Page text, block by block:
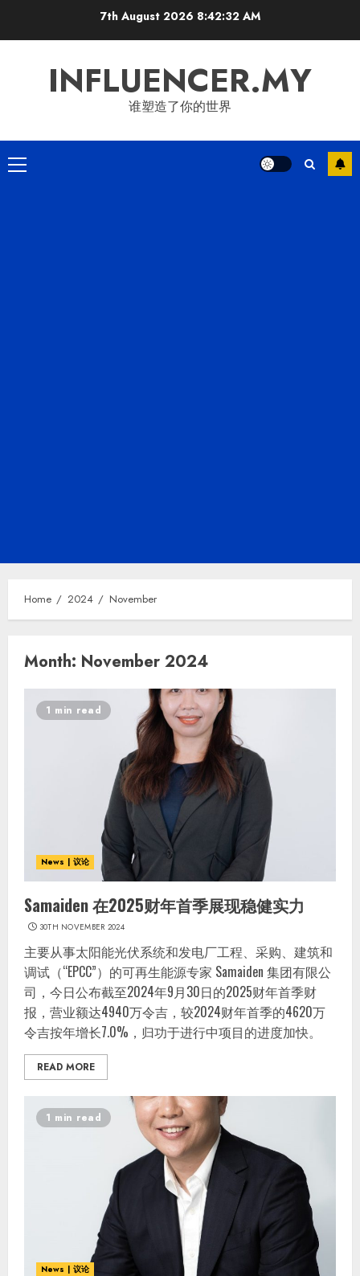
7th August 2026 8:42:33 AM
INFLUENCER.MY
谁塑造了你的世界
Primary
Home 2024 November
Month: November 2024
1 min read
News | 议论
Samaiden 在2025财年首季展现稳健实力
30TH NOVEMBER 2024
主要从事太阳能光伏系统和发电厂工程、采购、建筑和
调试（“EPCC”）的可再生能源专家 Samaiden 集团有限公
司，今日公布截至2024年9月30日的2025财年首季财
报，营业额达4940万令吉，较2024财年首季的4620万
令吉按年增长7.0%，归功于进行中项目的进度加快。
READ MORE
1 min read
News | 议论